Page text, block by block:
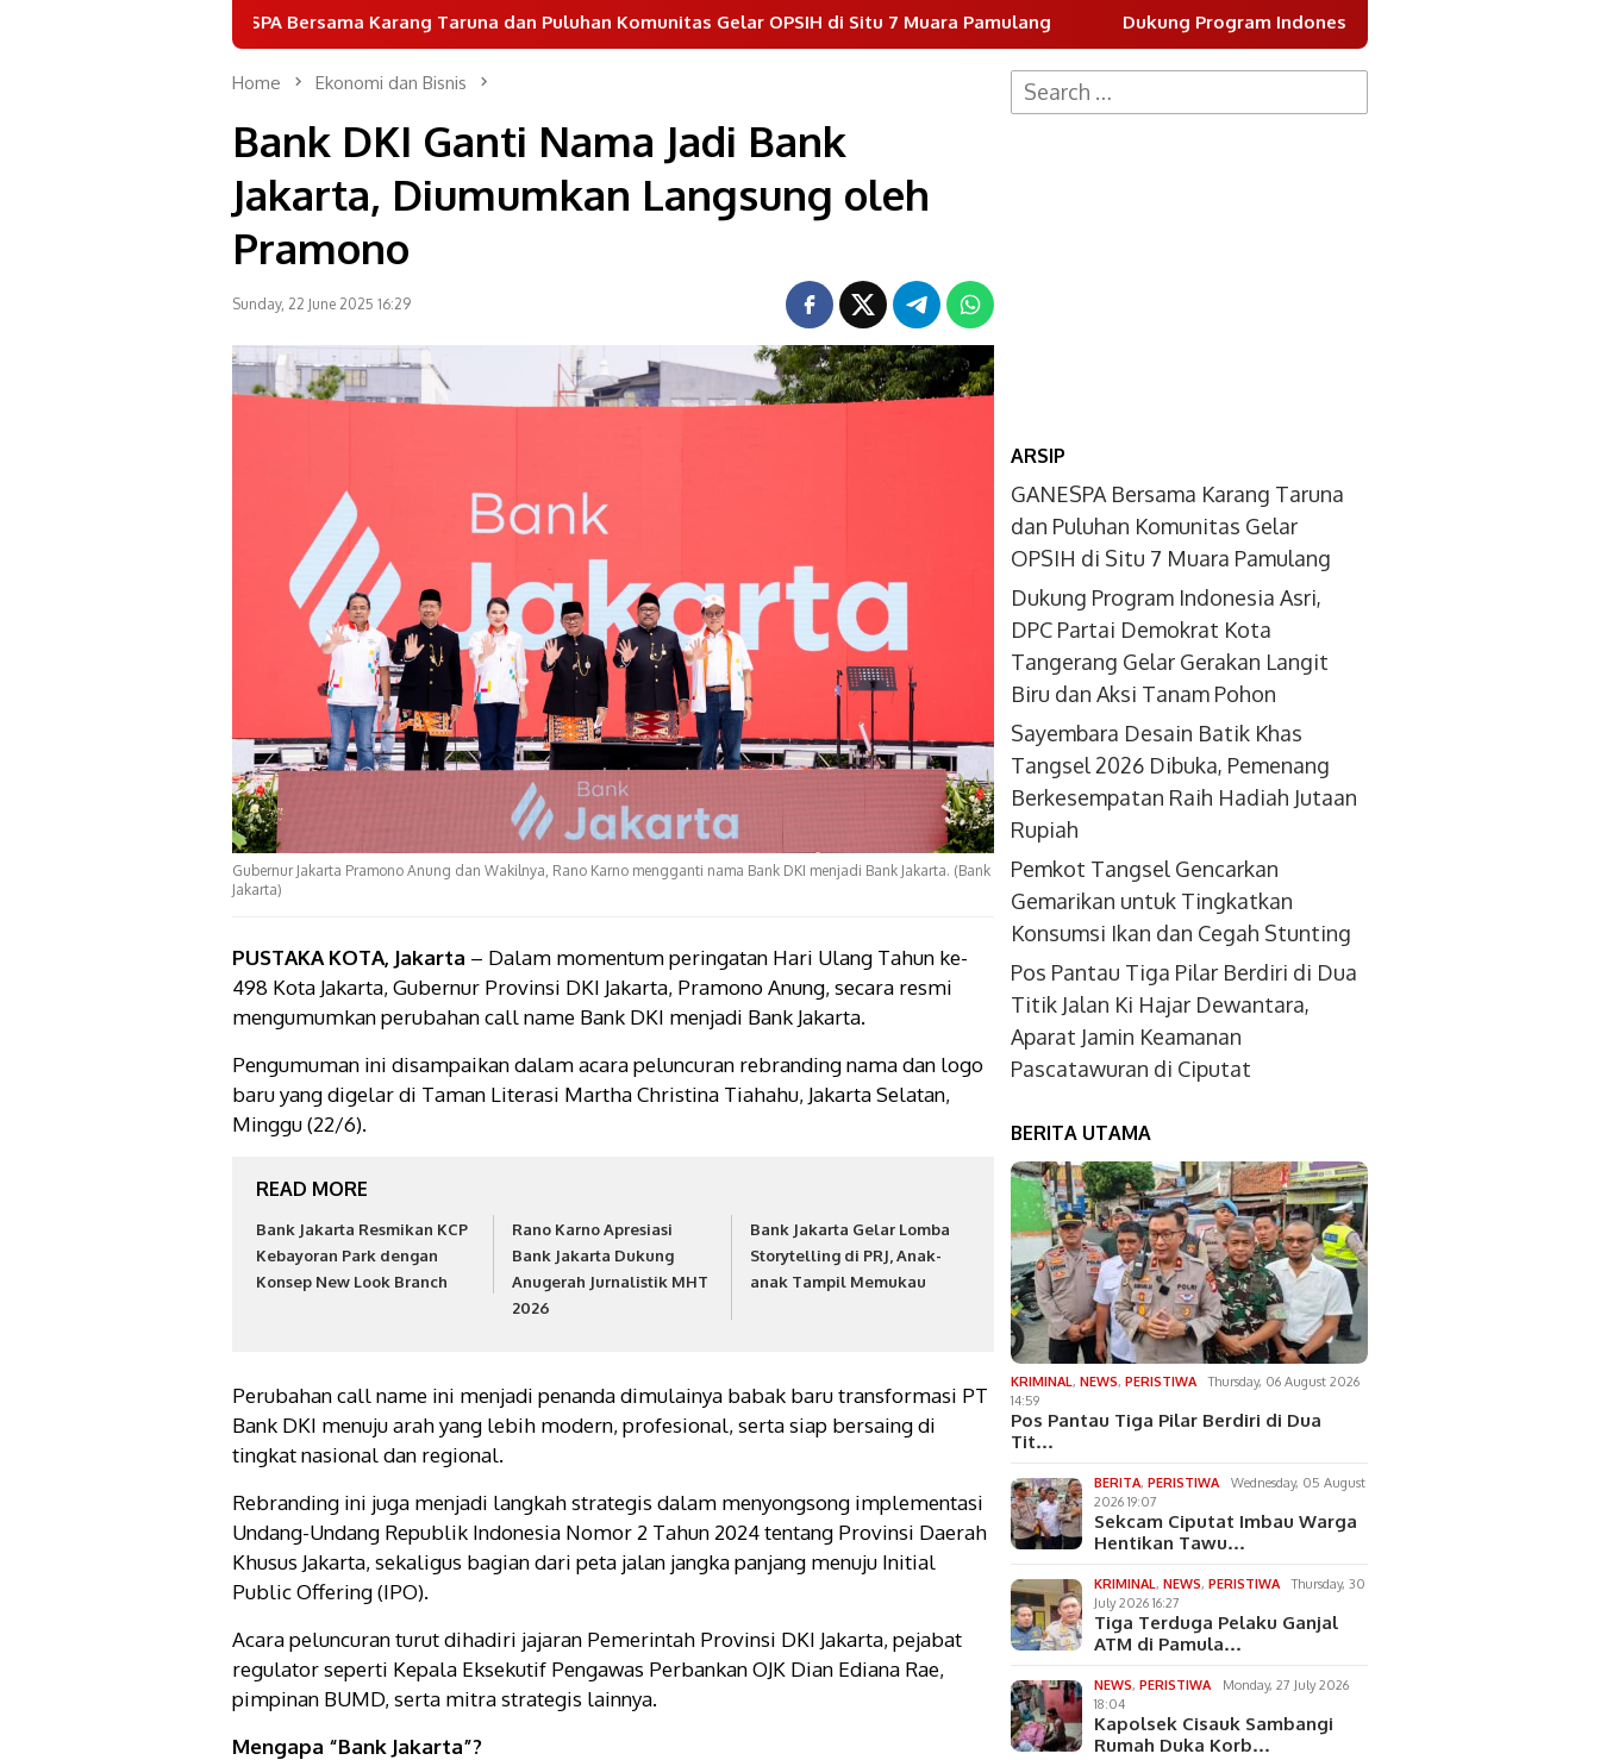
GANESPA Bersama Karang Taruna dan Puluhan Komunitas Gelar OPSIH di Situ 7 Muara Pamulang Dukung Program Indonesia Asri, DPC Partai Demokrat Kota Tangerang
Home Ekonomi dan Bisnis
Bank DKI Ganti Nama Jadi Bank
Jakarta, Diumumkan Langsung oleh
Pramono
Sunday, 22 June 2025 16:29
Gubernur Jakarta Pramono Anung dan Wakilnya, Rano Karno mengganti nama Bank DKI menjadi Bank Jakarta. (Bank
Jakarta)
PUSTAKA KOTA, Jakarta – Dalam momentum peringatan Hari Ulang Tahun ke-
498 Kota Jakarta, Gubernur Provinsi DKI Jakarta, Pramono Anung, secara resmi
mengumumkan perubahan call name Bank DKI menjadi Bank Jakarta.
Pengumuman ini disampaikan dalam acara peluncuran rebranding nama dan logo
baru yang digelar di Taman Literasi Martha Christina Tiahahu, Jakarta Selatan,
Minggu (22/6).
READ MORE
Bank Jakarta Resmikan KCP
Kebayoran Park dengan
Konsep New Look Branch
Rano Karno Apresiasi
Bank Jakarta Dukung
Anugerah Jurnalistik MHT
2026
Bank Jakarta Gelar Lomba
Storytelling di PRJ, Anak-
anak Tampil Memukau
Perubahan call name ini menjadi penanda dimulainya babak baru transformasi PT
Bank DKI menuju arah yang lebih modern, profesional, serta siap bersaing di
tingkat nasional dan regional.
Rebranding ini juga menjadi langkah strategis dalam menyongsong implementasi
Undang-Undang Republik Indonesia Nomor 2 Tahun 2024 tentang Provinsi Daerah
Khusus Jakarta, sekaligus bagian dari peta jalan jangka panjang menuju Initial
Public Offering (IPO).
Acara peluncuran turut dihadiri jajaran Pemerintah Provinsi DKI Jakarta, pejabat
regulator seperti Kepala Eksekutif Pengawas Perbankan OJK Dian Ediana Rae,
pimpinan BUMD, serta mitra strategis lainnya.
Mengapa “Bank Jakarta”?
Search
for:
ARSIP
GANESPA Bersama Karang Taruna
dan Puluhan Komunitas Gelar
OPSIH di Situ 7 Muara Pamulang
Dukung Program Indonesia Asri,
DPC Partai Demokrat Kota
Tangerang Gelar Gerakan Langit
Biru dan Aksi Tanam Pohon
Sayembara Desain Batik Khas
Tangsel 2026 Dibuka, Pemenang
Berkesempatan Raih Hadiah Jutaan
Rupiah
Pemkot Tangsel Gencarkan
Gemarikan untuk Tingkatkan
Konsumsi Ikan dan Cegah Stunting
Pos Pantau Tiga Pilar Berdiri di Dua
Titik Jalan Ki Hajar Dewantara,
Aparat Jamin Keamanan
Pascatawuran di Ciputat
BERITA UTAMA
KRIMINAL,NEWS,PERISTIWA
Thursday, 06 August 2026
14:59
Pos Pantau Tiga Pilar Berdiri di Dua
Tit…
BERITA,PERISTIWA
Wednesday, 05 August
2026 19:07
Sekcam Ciputat Imbau Warga
Hentikan Tawu…
KRIMINAL,NEWS,PERISTIWA
Thursday, 30
July 2026 16:27
Tiga Terduga Pelaku Ganjal
ATM di Pamula…
NEWS,PERISTIWA
Monday, 27 July 2026
18:04
Kapolsek Cisauk Sambangi
Rumah Duka Korb…